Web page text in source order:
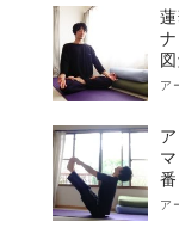
ア
ア